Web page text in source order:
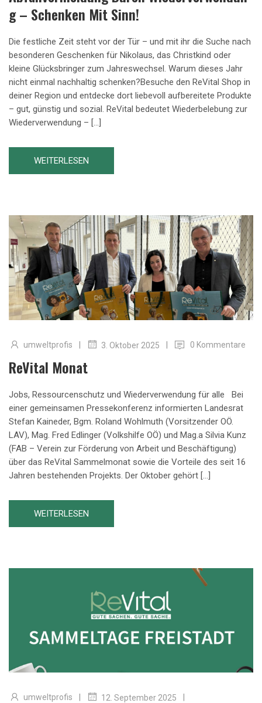
G – Schenken Mit Sinn!
Die festliche Zeit steht vor der Tür – und mit ihr die Suche nach
besonderen Geschenken für Nikolaus, das Christkind oder
kleine Glücksbringer zum Jahreswechsel. Warum dieses Jahr
nicht einmal nachhaltig schenken?Besuche den ReVital Shop in
deiner Region und entdecke dort liebevoll aufbereitete Produkte
– gut, günstig und sozial. ReVital bedeutet Wiederbelebung zur
Wiederverwendung – […]
WEITERLESEN
umweltprofis | 3. Oktober 2025 | 0 Kommentare
ReVital Monat
Jobs, Ressourcenschutz und Wiederverwendung für alle Bei
einer gemeinsamen Pressekonferenz informierten Landesrat
Stefan Kaineder, Bgm. Roland Wohlmuth (Vorsitzender OÖ.
LAV), Mag. Fred Edlinger (Volkshilfe OÖ) und Mag.a Silvia Kunz
(FAB – Verein zur Förderung von Arbeit und Beschäftigung)
über das ReVital Sammelmonat sowie die Vorteile des seit 16
Jahren bestehenden Projekts. Der Oktober gehört […]
WEITERLESEN
umweltprofis 12. September 2025